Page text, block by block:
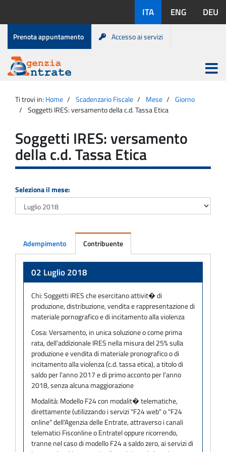
contenuto
disponibili:
ITA ENG DEU
Menu
di
servizio
Prenota appuntamento Accesso ai servizi
Agenzia
Entrate
Apri
menu
principale
Ti trovi in: Home Scadenzario Fiscale Mese
Giorno
Soggetti IRES: versamento della c.d. Tassa Etica
Soggetti IRES: versamento
della c.d. Tassa Etica
Seleziona il mese:
Adempimento Contribuente
02 Luglio 2018
Chi:Soggetti IRES che esercitano attivit� di
produzione, distribuzione, vendita e rappresentazione di
materiale pornografico e di incitamento alla violenza
Cosa:Versamento, in unica soluzione o come prima
rata, dell'addizionale IRES nella misura del 25% sulla
produzione e vendita di materiale pronografico o di
incitamento alla violenza (c.d. tassa etica), a titolo di
saldo per l'anno 2017 e di primo acconto per l'anno
2018, senza alcuna maggiorazione
Modalità: Modello F24 con modalit� telematiche,
direttamente (utilizzando i servizi "F24 web" o "F24
online" dell'Agenzia delle Entrate, attraverso i canali
telematici Fisconline o Entratel oppure ricorrendo,
tranne nel caso di modello F24 a saldo zero, ai servizi di